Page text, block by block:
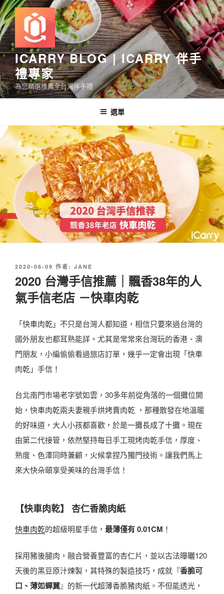
跳
至
主
要
內
容
ICARRY BLOG | ICARRY 伴手
禮專家
為您精選推薦全台灣伴手禮
選單
發
於
2020-06-09 作者: JANE
2020 台灣手信推薦｜飄香38年的人
氣手信老店 －快車肉乾
「快車肉乾」不只是台灣人都知道，相信只要來過台灣的
國外朋友也都耳熟能詳。尤其是常常來台灣玩的香港、澳
門朋友，小編偷偷看過旅店訂單，幾乎一定會出現「快車
肉乾」手信！
台北南門市場老字號如雲，30多年前從角落的一個攤位開
始，快車肉乾兩夫妻親手烘烤賣肉乾 ，那種散發在地溫暖
的好味道，大人小孩都喜歡，於是一攤長成了十攤。現在
由第二代接管，依然堅持每日手工現烤肉乾手信，厚度、
熟度、色澤同時兼顧，火候拿捏乃獨門技術。讓我們馬上
來大快朵頤享受美味的台灣手信！
【快車肉乾】 杏仁香脆肉紙
快車肉乾的超級明星手信， 最薄僅有 0.01CM ！
採用豬後腿肉，融合營養豐富的杏仁片，並以古法曝曬120
天後的黑豆原汁煉製，其特殊的製造技巧，成就『香脆可
口、薄如蟬翼』的新一代超薄香脆豬肉紙。不但能透光，